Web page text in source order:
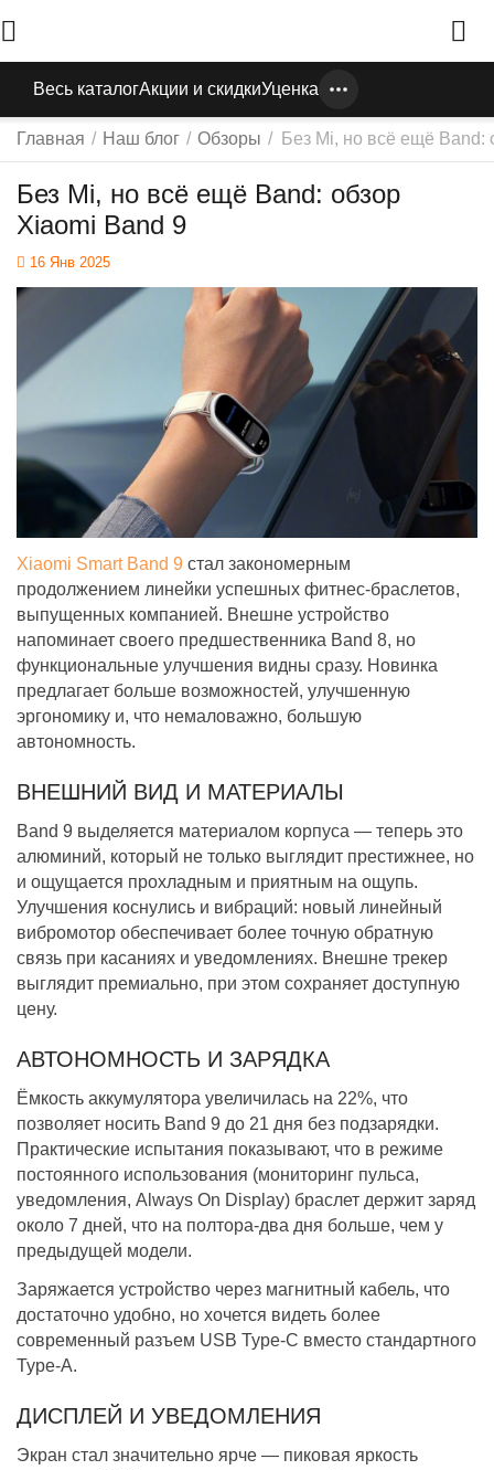
Весь каталогАкции и скидкиУценка
Главная / Наш блог / Обзоры / Без Mi, но всё ещё Band:
Без Mi, но всё ещё Band: обзор
Xiaomi Band 9
16 Янв 2025
Xiaomi Smart Band 9 стал закономерным
продолжением линейки успешных фитнес-браслетов,
выпущенных компанией. Внешне устройство
напоминает своего предшественника Band 8, но
функциональные улучшения видны сразу. Новинка
предлагает больше возможностей, улучшенную
эргономику и, что немаловажно, большую
автономность.
ВНЕШНИЙ ВИД И МАТЕРИАЛЫ
Band 9 выделяется материалом корпуса — теперь это
алюминий, который не только выглядит престижнее, но
и ощущается прохладным и приятным на ощупь.
Улучшения коснулись и вибраций: новый линейный
вибромотор обеспечивает более точную обратную
связь при касаниях и уведомлениях. Внешне трекер
выглядит премиально, при этом сохраняет доступную
цену.
АВТОНОМНОСТЬ И ЗАРЯДКА
Ёмкость аккумулятора увеличилась на 22%, что
позволяет носить Band 9 до 21 дня без подзарядки.
Практические испытания показывают, что в режиме
постоянного использования (мониторинг пульса,
уведомления, Always On Display) браслет держит заряд
около 7 дней, что на полтора-два дня больше, чем у
предыдущей модели.
Заряжается устройство через магнитный кабель, что
достаточно удобно, но хочется видеть более
современный разъем USB Type-C вместо стандартного
Type-A.
ДИСПЛЕЙ И УВЕДОМЛЕНИЯ
Экран стал значительно ярче — пиковая яркость